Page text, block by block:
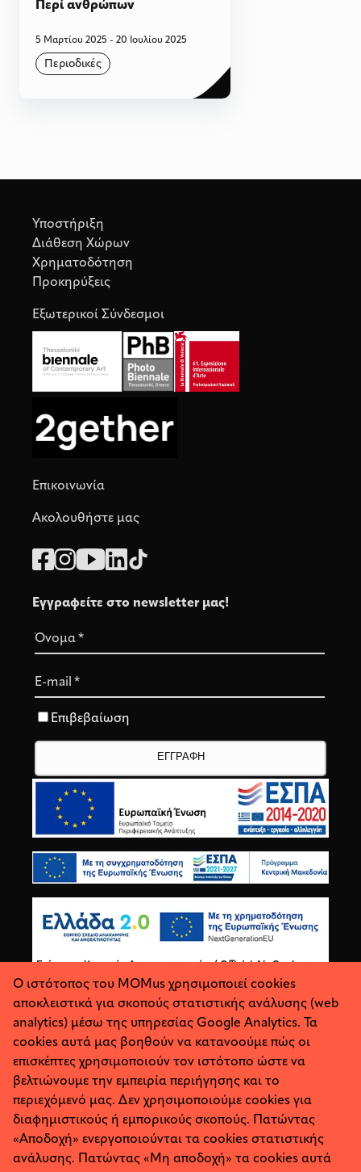
Περί ανθρώπων
5 Μαρτίου 2025 - 20 Ιουλίου 2025
Περιοδικές
Υποστήριξη
Διάθεση Χώρων
Χρηματοδότηση
Προκηρύξεις
Εξωτερικοί Σύνδεσμοι
Επικοινωνία
Ακολουθήστε μας
Εγγραφείτε στο newsletter μας!
Όνομα*
E-mail *
Επιβεβαίωση
Προσωπικά Δεδομένα
Ο ιστότοπος του MOMus χρησιμοποιεί cookies
αποκλειστικά για σκοπούς στατιστικής ανάλυσης (web
analytics) μέσω της υπηρεσίας Google Analytics. Τα
cookies αυτά μας βοηθούν να κατανοούμε πώς οι
επισκέπτες χρησιμοποιούν τον ιστότοπο ώστε να
βελτιώνουμε την εμπειρία περιήγησης και το
περιεχόμενό μας. Δεν χρησιμοποιούμε cookies για
διαφημιστικούς ή εμπορικούς σκοπούς. Πατώντας
«Αποδοχή» ενεργοποιούνται τα cookies στατιστικής
ανάλυσης. Πατώντας «Μη αποδοχή» τα cookies αυτά